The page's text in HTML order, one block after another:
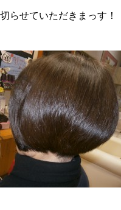
らせていただきまっす！